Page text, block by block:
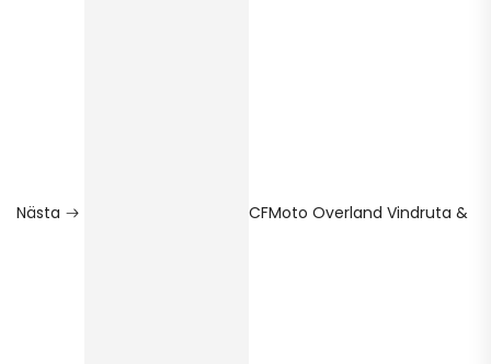
Nästa CFMoto Overland Vindruta &